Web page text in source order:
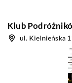
Klub
ul. Kielnieńska